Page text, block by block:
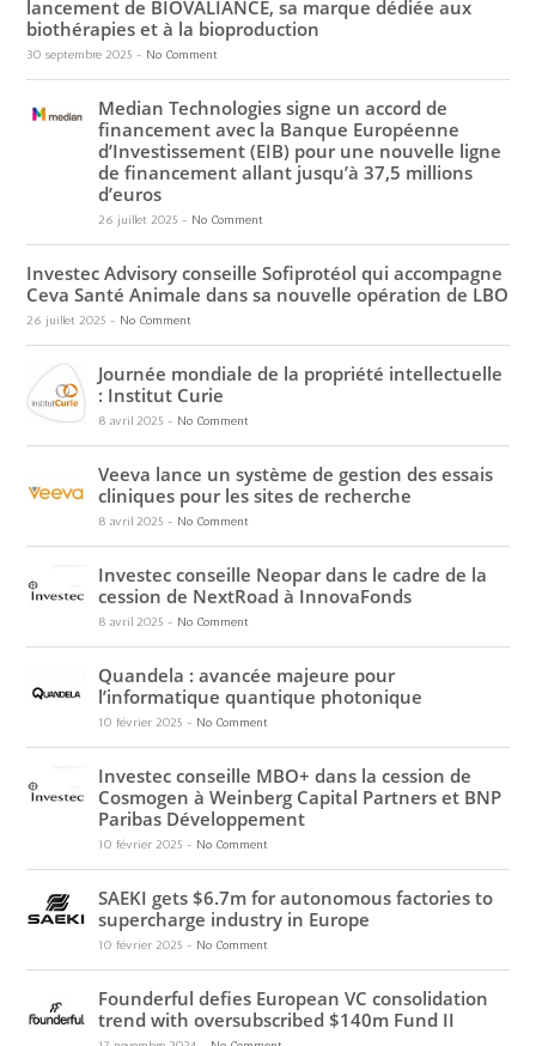
lancement de BIOVALIANCE, sa marque dédiée aux
biothérapies et à la bioproduction
30 septembre 2025- No Comment
Median Technologies signe un accord de
financement avec la Banque Européenne
d’Investissement (EIB) pour une nouvelle ligne
de financement allant jusqu’à 37,5 millions
d’euros
26 juillet 2025- No Comment
Investec Advisory conseille Sofiprotéol qui accompagne
Ceva Santé Animale dans sa nouvelle opération de LBO
26 juillet 2025- No Comment
Journée mondiale de la propriété intellectuelle
: Institut Curie
8 avril 2025- No Comment
Veeva lance un système de gestion des essais
cliniques pour les sites de recherche
8 avril 2025- No Comment
Investec conseille Neopar dans le cadre de la
cession de NextRoad à InnovaFonds
8 avril 2025- No Comment
Quandela : avancée majeure pour
l’informatique quantique photonique
10 février 2025- No Comment
Investec conseille MBO+ dans la cession de
Cosmogen à Weinberg Capital Partners et BNP
Paribas Développement
10 février 2025- No Comment
SAEKI gets $6.7m for autonomous factories to
supercharge industry in Europe
10 février 2025- No Comment
Founderful defies European VC consolidation
trend with oversubscribed $140m Fund II